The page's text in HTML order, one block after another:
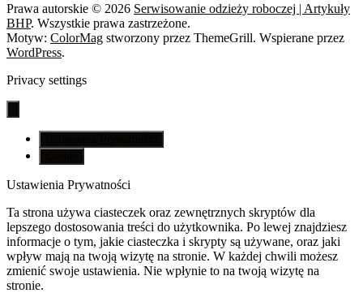
Prawa autorskie © 2026 Serwisowanie odzieży roboczej | Artykuły
BHP. Wszystkie prawa zastrzeżone.
Motyw: ColorMag stworzony przez ThemeGrill. Wspierane przez
WordPress.
Privacy settings
Ustawienia Prywatności
Ta strona używa ciasteczek oraz zewnętrznych skryptów dla
lepszego dostosowania treści do użytkownika. Po lewej znajdziesz
informacje o tym, jakie ciasteczka i skrypty są używane, oraz jaki
wpływ mają na twoją wizytę na stronie. W każdej chwili możesz
zmienić swoje ustawienia. Nie wpłynie to na twoją wizytę na
stronie.